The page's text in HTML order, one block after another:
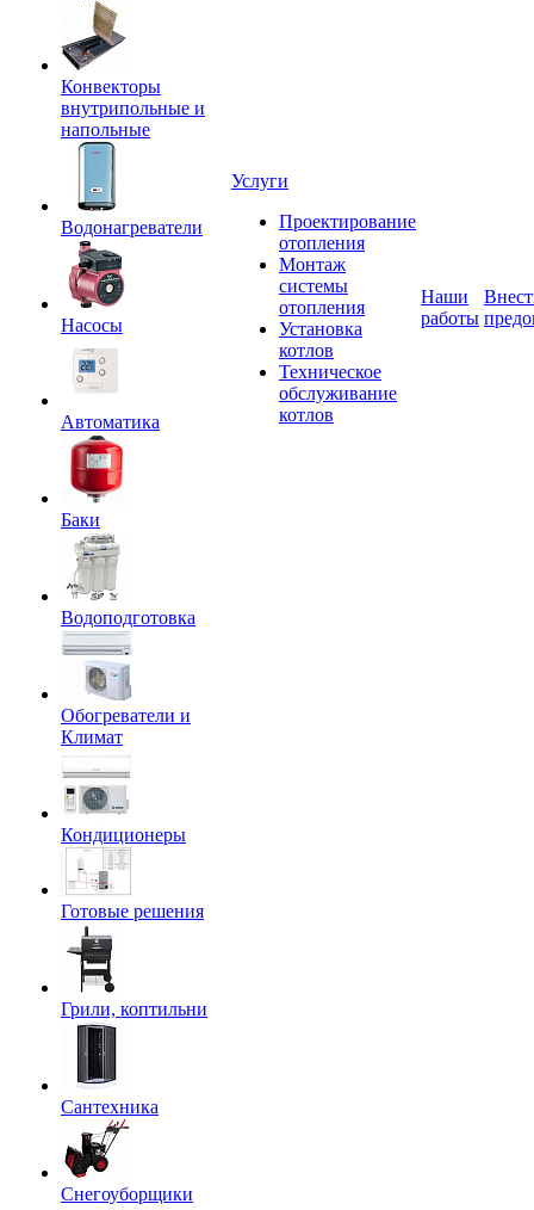
Конвекторы
внутрипольные и
напольные
Водонагреватели
Насосы
Автоматика
Баки
Водоподготовка
Обогреватели и
Климат
Кондиционеры
Готовые решения
Грили, коптильни
Сантехника
Снегоуборщики
Услуги
Проектирование
отопления
Монтаж
системы
отопления
Установка
котлов
Техническое
обслуживание
котлов
Наши
работы